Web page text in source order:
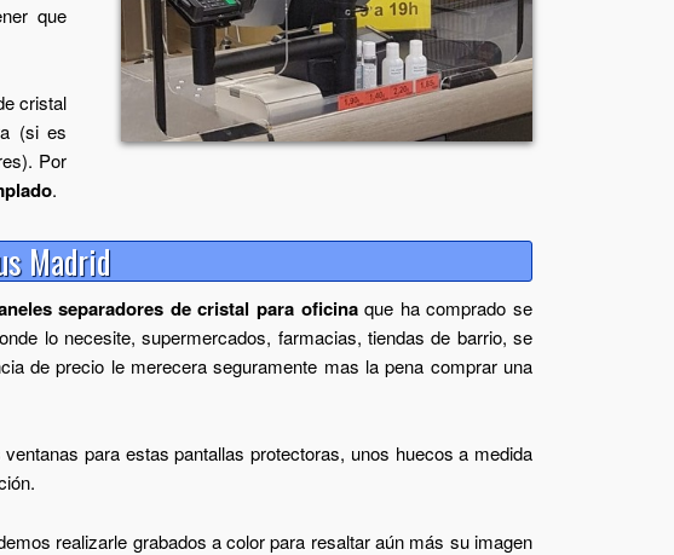
que
cristal
(si es
Por
.
Madrid
separadores de cristal para oficinaque ha comprado se
lo necesite, supermercados, farmacias, tiendas de barrio, se
de precio le merecera seguramente mas la pena comprar una
para estas pantallas protectoras, unos huecos a medida
realizarle grabados a color para resaltar aún más su imagen